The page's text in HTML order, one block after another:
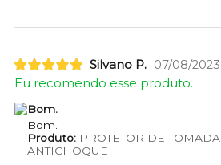
Silvano P. 07/08/2023
Eu recomendo esse produto.
Bom.
Bom.
Produto:PROTETOR DE TOMADA
ANTICHOQUE